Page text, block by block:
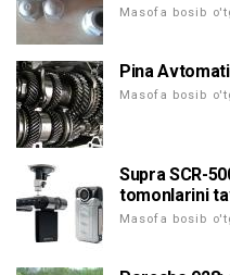
Masofa bosib
Pina
Masofa bosib
Supra SCR-
tomonlarini
Masofa bosib